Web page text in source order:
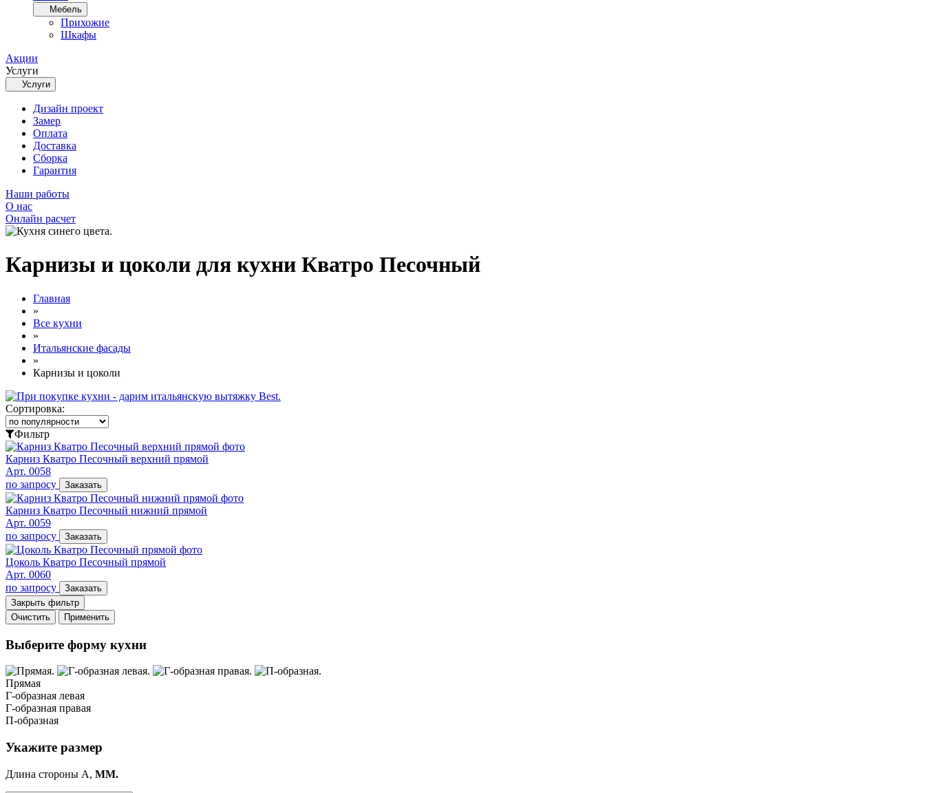
Мебель
Прихожие
Шкафы
Акции
Услуги
Услуги
Дизайн проект
Замер
Оплата
Доставка
Сборка
Гарантия
Наши работы
О нас
Онлайн расчет
Карнизы и цоколи для кухни Кватро Песочный
Главная
»
Все кухни
»
Итальянские фасады
»
Карнизы и цоколи
Сортировка:
Фильтр
Карниз Кватро Песочный верхний прямой
Арт. 0058
по запросу
Заказать
Карниз Кватро Песочный нижний прямой
Арт. 0059
по запросу
Заказать
Цоколь Кватро Песочный прямой
Арт. 0060
по запросу
Заказать
Закрыть фильтр
Очистить
Применить
Выберите форму кухни
Прямая
Г-образная левая
Г-образная правая
П-образная
Укажите размер
Длина стороны A, ММ.